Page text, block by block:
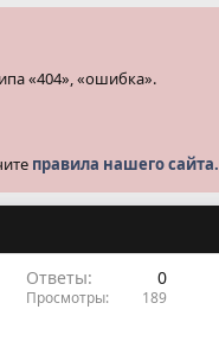
«404», «ошибка».
правила нашего сайта.
Ответы 0
Просмотры 189